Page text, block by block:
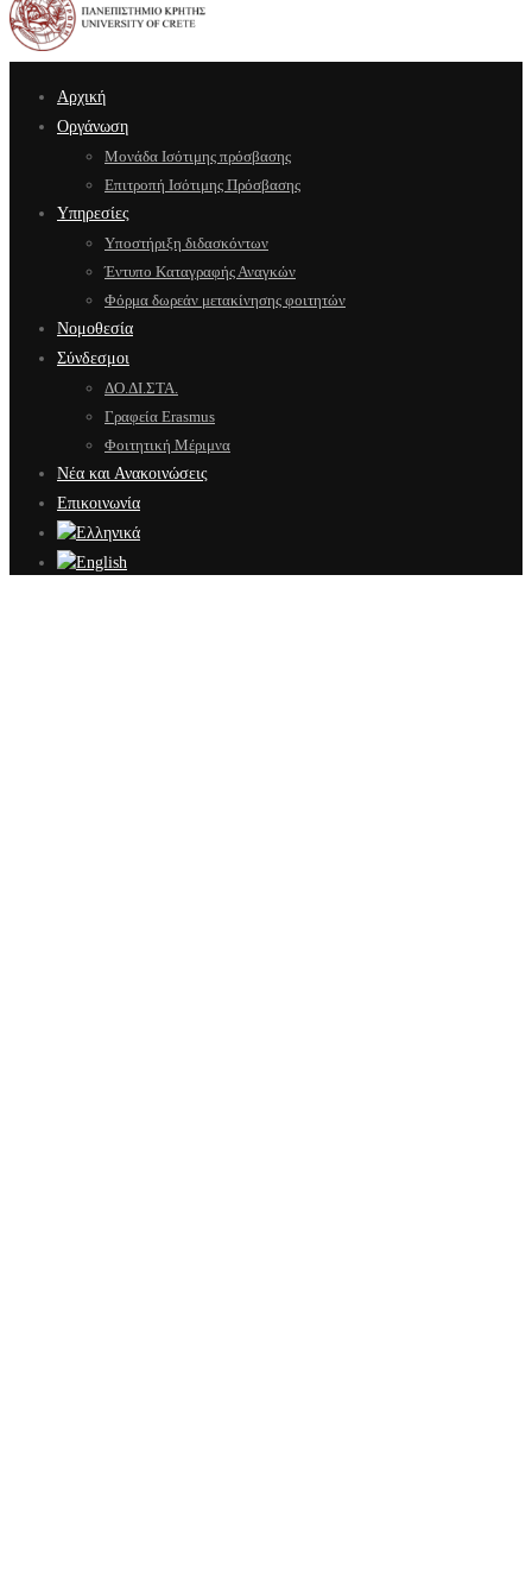
Αρχική
Οργάνωση
Μονάδα Ισότιμης πρόσβασης
Επιτροπή Ισότιμης Πρόσβασης
Υπηρεσίες
Υποστήριξη διδασκόντων
Έντυπο Καταγραφής Αναγκών
Φόρμα δωρεάν μετακίνησης φοιτητών
Νομοθεσία
Σύνδεσμοι
ΔΟ.ΔΙ.ΣΤΑ.
Γραφεία Erasmus
Φοιτητική Μέριμνα
Νέα και Ανακοινώσεις
Επικοινωνία